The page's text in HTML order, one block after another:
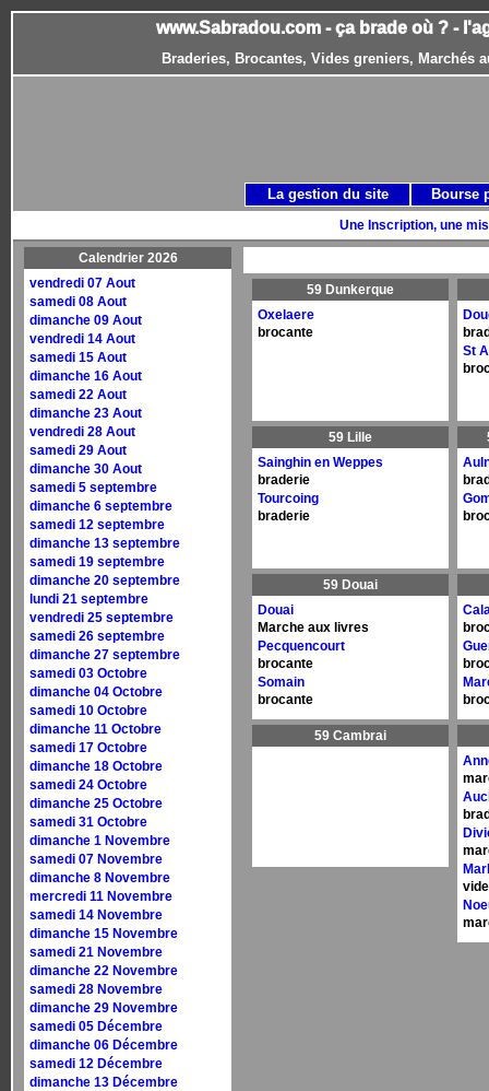
www.Sabradou.com - ça brade où ? -
Braderies, Brocantes, Vides greniers, Marchés
Une Inscription, une
Calendrier 2026
vendredi 07 Aout
samedi 08 Aout
dimanche 09 Aout
vendredi 14 Aout
samedi 15 Aout
dimanche 16 Aout
samedi 22 Aout
dimanche 23 Aout
vendredi 28 Aout
samedi 29 Aout
dimanche 30 Aout
samedi 5 septembre
dimanche 6 septembre
samedi 12 septembre
dimanche 13 septembre
samedi 19 septembre
dimanche 20 septembre
lundi 21 septembre
vendredi 25 septembre
samedi 26 septembre
dimanche 27 septembre
samedi 03 Octobre
dimanche 04 Octobre
samedi 10 Octobre
dimanche 11 Octobre
samedi 17 Octobre
dimanche 18 Octobre
samedi 24 Octobre
dimanche 25 Octobre
samedi 31 Octobre
dimanche 1 Novembre
samedi 07 Novembre
dimanche 8 Novembre
mercredi 11 Novembre
samedi 14 Novembre
dimanche 15 Novembre
samedi 21 Novembre
dimanche 22 Novembre
samedi 28 Novembre
dimanche 29 Novembre
samedi 05 Décembre
dimanche 06 Décembre
samedi 12 Décembre
dimanche 13 Décembre
59 Dunkerque
Oxelaere
brocante
59 Lille
Sainghin en Weppes
braderie
Tourcoing
braderie
59 Douai
Douai
Marche aux livres
Pecquencourt
brocante
Somain
brocante
59 Cambrai
St
La gestion du site Bourse